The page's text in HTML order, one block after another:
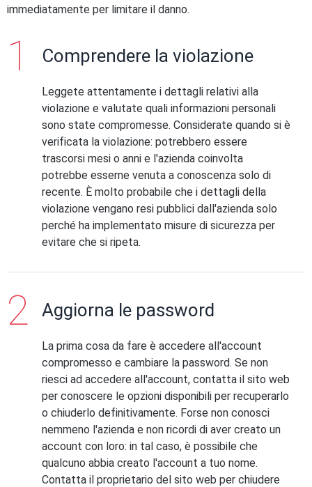
immediatamente per limitare il danno.
Comprendere la violazione
Leggete attentamente i dettagli relativi alla
violazione e valutate quali informazioni personali
sono state compromesse. Considerate quando si è
verificata la violazione: potrebbero essere
trascorsi mesi o anni e l'azienda coinvolta
potrebbe esserne venuta a conoscenza solo di
recente. È molto probabile che i dettagli della
violazione vengano resi pubblici dall'azienda solo
perché ha implementato misure di sicurezza per
evitare che si ripeta.
Aggiorna le password
La prima cosa da fare è accedere all'account
compromesso e cambiare la password. Se non
riesci ad accedere all'account, contatta il sito web
per conoscere le opzioni disponibili per recuperarlo
o chiuderlo definitivamente. Forse non conosci
nemmeno l'azienda e non ricordi di aver creato un
account con loro: in tal caso, è possibile che
qualcuno abbia creato l'account a tuo nome.
Contatta il proprietario del sito web per chiudere